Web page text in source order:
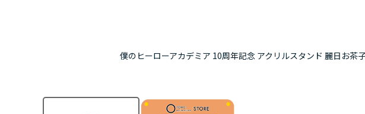
僕のヒーローアカデミア 10周年記念 アクリルスタンド 麗日お茶